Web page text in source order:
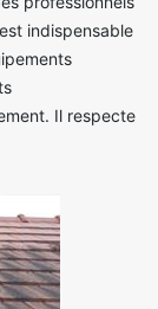
indispensable
Il respecte